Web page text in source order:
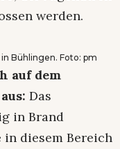
werden.
Bühlingen. Foto: pm
auf dem
Das
in Brand
in diesem Bereich